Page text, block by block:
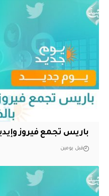
باريس تجمع فيروز
قبل يومين